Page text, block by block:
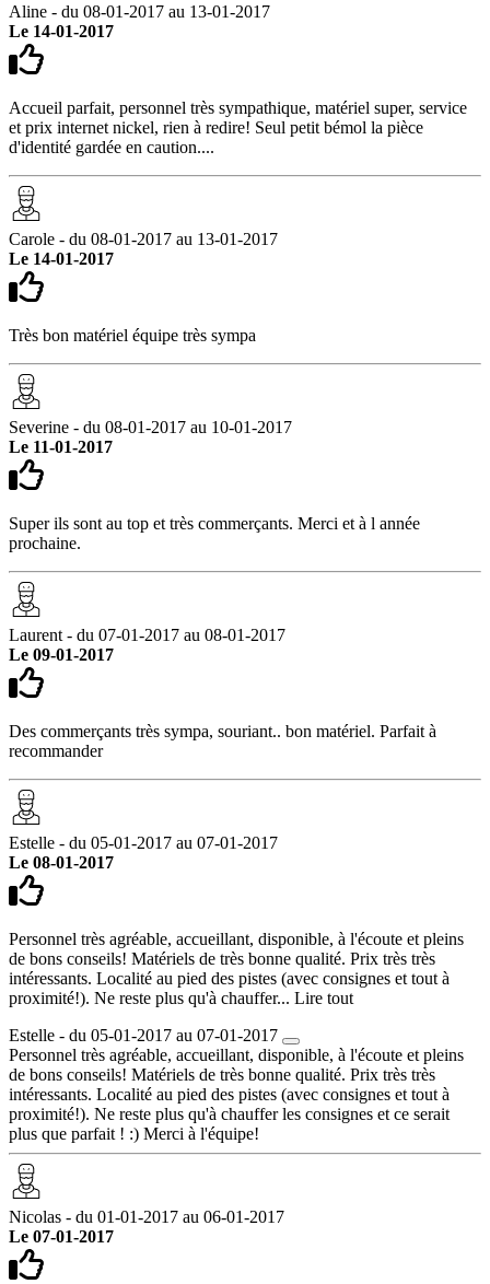
Aline - du 08-01-2017 au 13-01-2017
Le 14-01-2017
Accueil parfait, personnel très sympathique, matériel super, service
et prix internet nickel, rien à redire! Seul petit bémol la pièce
d'identité gardée en caution....
Carole - du 08-01-2017 au 13-01-2017
Le 14-01-2017
Très bon matériel équipe très sympa
Severine - du 08-01-2017 au 10-01-2017
Le 11-01-2017
Super ils sont au top et très commerçants. Merci et à l année
prochaine.
Laurent - du 07-01-2017 au 08-01-2017
Le 09-01-2017
Des commerçants très sympa, souriant.. bon matériel. Parfait à
recommander
Estelle - du 05-01-2017 au 07-01-2017
Le 08-01-2017
Personnel très agréable, accueillant, disponible, à l'écoute et pleins
de bons conseils! Matériels de très bonne qualité. Prix très très
intéressants. Localité au pied des pistes (avec consignes et tout à
proximité!). Ne reste plus qu'à chauffer... Lire tout
Estelle - du 05-01-2017 au 07-01-2017
Personnel très agréable, accueillant, disponible, à l'écoute et pleins
de bons conseils! Matériels de très bonne qualité. Prix très très
intéressants. Localité au pied des pistes (avec consignes et tout à
proximité!). Ne reste plus qu'à chauffer les consignes et ce serait
plus que parfait ! :) Merci à l'équipe!
Nicolas - du 01-01-2017 au 06-01-2017
Le 07-01-2017